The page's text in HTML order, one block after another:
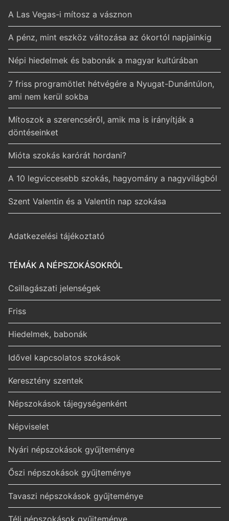
A Las Vegas-i mítosz a vásznon
A pénz, mint eszköz változása az ókortól napjainkig
Népi hiedelmek és babonák a magyar kultúrában
7 friss programötlet hétvégére a Nyugat-Dunántúlon,
ami nem kerül sokba
Mítoszok a szerencséről, amik ma is irányítják a
döntéseinket
Mióta szokás karórát hordani?
A 10 legviccesebb szokás, hagyomány a nagyvilágból
Szent Valentin és a Valentin nap szokása
Adatkezelési tájékoztató
TÉMÁK A NÉPSZOKÁSOKRÓL
Csillagászati jelenségek
Friss
Hiedelmek, babonák
Idővel kapcsolatos szokások
Keresztény szentek
Népszokások tájegységenként
Népviselet
Nyári népszokások gyűjteménye
Őszi népszokások gyűjteménye
Tavaszi népszokások gyűjteménye
Téli népszokások gyűjteménye